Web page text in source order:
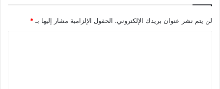
لن يتم نشر عنوان بريدك الإلكتروني. الحقول الإلزامية مشار إليها بـ *